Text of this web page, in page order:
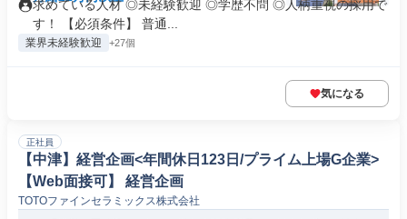
求めている人材 ◎未経験歓迎 ◎学歴不問 ◎人柄重視の採用で
す！ 【必須条件】 普通...
業界未経験歓迎 +27個
気になる
正社員
【中津】経営企画<年間休日123日/プライム上場G企業>
【Web面接可】 経営企画
TOTOファインセラミックス株式会社